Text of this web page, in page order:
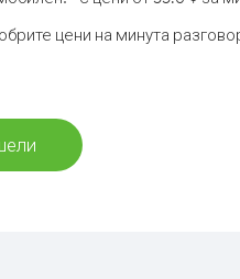
цени на минута